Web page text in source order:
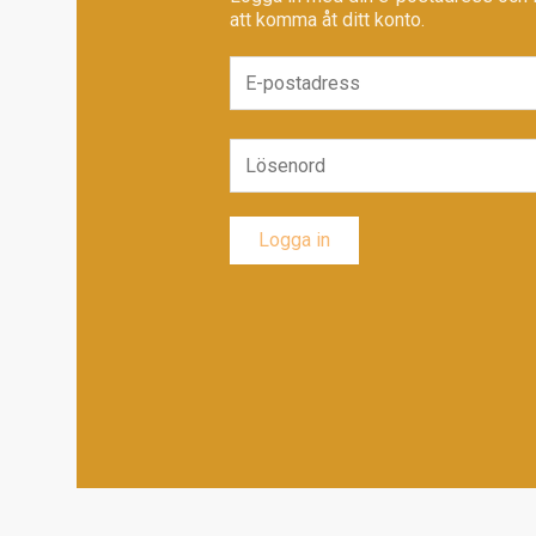
att komma åt ditt konto.